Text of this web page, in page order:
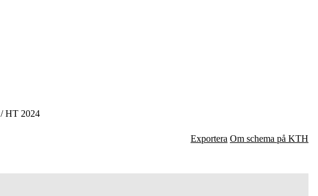
/HT 2024
Exportera Om schema på KTH